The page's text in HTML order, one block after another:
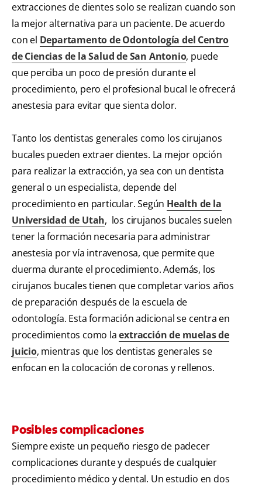
extracciones de dientes solo se realizan cuando son
la mejor alternativa para un paciente. De acuerdo
con el Departamento de Odontología del Centro
de Ciencias de la Salud de San Antonio, puede
que perciba un poco de presión durante el
procedimiento, pero el profesional bucal le ofrecerá
anestesia para evitar que sienta dolor.
Tanto los dentistas generales como los cirujanos
bucales pueden extraer dientes. La mejor opción
para realizar la extracción, ya sea con un dentista
general o un especialista, depende del
procedimiento en particular. Según Health de la
Universidad de Utah, los cirujanos bucales suelen
tener la formación necesaria para administrar
anestesia por vía intravenosa, que permite que
duerma durante el procedimiento. Además, los
cirujanos bucales tienen que completar varios años
de preparación después de la escuela de
odontología. Esta formación adicional se centra en
procedimientos como laextracción de muelas de
juicio, mientras que los dentistas generales se
enfocan en la colocación de coronas y rellenos.
Posibles complicaciones
Siempre existe un pequeño riesgo de padecer
complicaciones durante y después de cualquier
procedimiento médico y dental. Un estudio en dos